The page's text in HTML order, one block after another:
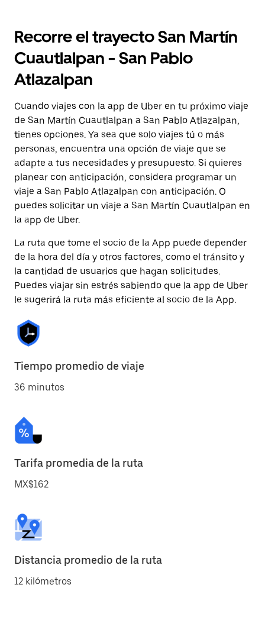
Recorre el trayecto San Martín
Cuautlalpan - San Pablo
Atlazalpan
Cuando viajes con la app de Uber en tu próximo viaje
de San Martín Cuautlalpan a San Pablo Atlazalpan,
tienes opciones. Ya sea que solo viajes tú o más
personas, encuentra una opción de viaje que se
adapte a tus necesidades y presupuesto. Si quieres
planear con anticipación, considera programar un
viaje a San Pablo Atlazalpan con anticipación. O
puedes solicitar un viaje a San Martín Cuautlalpan en
la app de Uber.
La ruta que tome el socio de la App puede depender
de la hora del día y otros factores, como el tránsito y
la cantidad de usuarios que hagan solicitudes.
Puedes viajar sin estrés sabiendo que la app de Uber
le sugerirá la ruta más eficiente al socio de la App.
Tiempo promedio de viaje
36 minutos
Tarifa promedia de la ruta
MX$162
Distancia promedio de la ruta
12 kilómetros